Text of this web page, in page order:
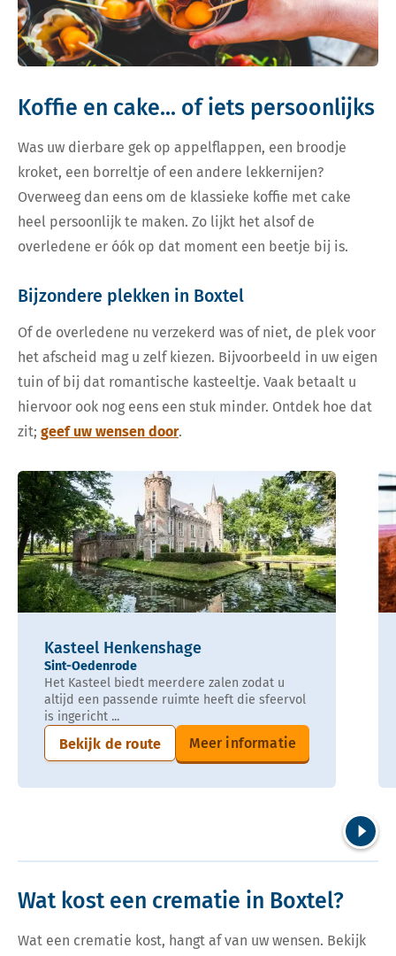
Koffie en cake... of iets persoonlijks
Was uw dierbare gek op appelflappen, een broodje
kroket, een borreltje of een andere lekkernijen?
Overweeg dan eens om de klassieke koffie met cake
heel persoonlijk te maken. Zo lijkt het alsof de
overledene er óók op dat moment een beetje bij is.
Bijzondere plekken in Boxtel
Of de overledene nu verzekerd was of niet, de plek voor
het afscheid mag u zelf kiezen. Bijvoorbeeld in uw eigen
tuin of bij dat romantische kasteeltje. Vaak betaalt u
hiervoor ook nog eens een stuk minder. Ontdek hoe dat
zit; geef uw wensen door.
Kasteel Henkenshage
Sint-Oedenrode
Het Kasteel biedt meerdere zalen zodat u
altijd een passende ruimte heeft die sfeervol
is ingericht ...
Bekijk de route Meer informatie
Wat kost een crematie in Boxtel?
Wat een crematie kost, hangt af van uw wensen. Bekijk